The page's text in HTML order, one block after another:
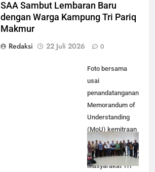
SAA Sambut Lembaran Baru
dengan Warga Kampung Tri Pariq
Makmur
Redaksi
22 Juli 2026 0
Foto bersama
usai
penandatanganan
Memorandum of
Understanding
(MoU) kemitraan
kerjasama antara
PT SAA dan
Masyarakat Tri